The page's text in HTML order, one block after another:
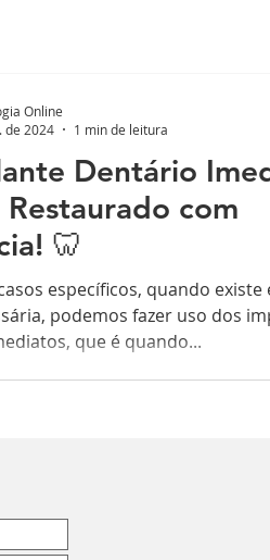
Dentário
Restaurado com
🦷
específicos, quando
podemos fazer uso dos
que é quando...
Online
de 2024
1 min de leitura